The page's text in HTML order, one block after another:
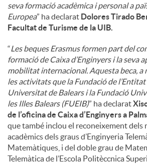
seva formació acadèmica i personal a
Europea” ha declarat Dolores Tirado
Facultat de Turisme de la UIB.
“Les beques Erasmus formen part del
formació de Caixa d’Enginyers i la seva
mobilitat internacional. Aquesta beca, a
les activitats que la Fundació de
Universitat de Balears i la Fundació
les Illes Balears (FUEIB)” ha declarat
de l’oficina de Caixa d’Enginyers a
que també inclou el reconeixement dels
acadèmics dels graus d’Enginyeria
Matemàtiques, i del doble grau de
Telemàtica de l’Escola Politèccnica